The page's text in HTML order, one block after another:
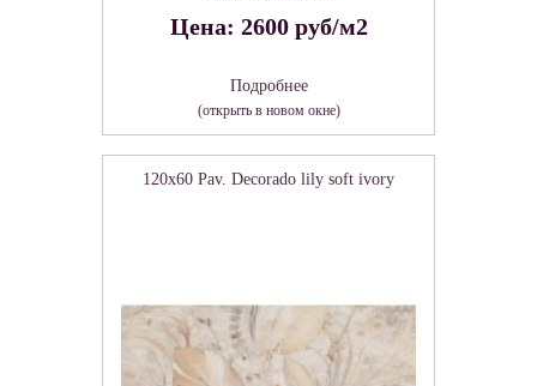
Цена: 2600 руб/м2
Подробнее
(открыть в новом окне)
120x60 Pav. Decorado lily soft ivory